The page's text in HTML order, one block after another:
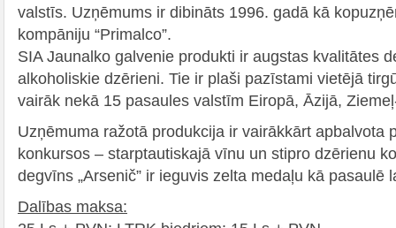
valstīs. Uzņēmums ir dibināts 1996. gadā kā
kompāniju “Primalco”.
SIA Jaunalko galvenie produkti ir augstas kvalitātes
alkoholiskie dzērieni. Tie ir plaši pazīstami vietējā
vairāk nekā 15 pasaules valstīm Eiropā, Āzijā,
Uzņēmuma ražotā produkcija ir vairākkārt apbalvota
konkursos – starptautiskajā vīnu un stipro dzērienu
degvīns „Arsenič” ir ieguvis zelta medaļu kā pasaulē
Dalības maksa: